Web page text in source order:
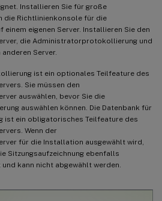
Installieren Sie für große
die Richtlinienkonsole für die
einem eigenen Server. Installieren Sie den
die Administratorprotokollierung und
Server.
ist ein optionales Teilfeature des
Sie müssen den
auswählen, bevor Sie die
auswählen können. Die Datenbank für
ist ein obligatorisches Teilfeature des
Wenn der
für die Installation ausgewählt wird,
Sitzungsaufzeichnung ebenfalls
kann nicht abgewählt werden.